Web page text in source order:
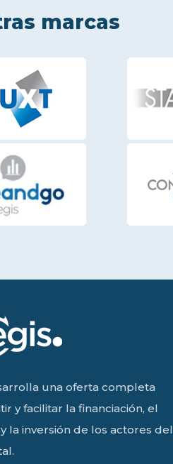
marcas
una oferta completa
y facilitar la financiación, el
la inversión de los actores del